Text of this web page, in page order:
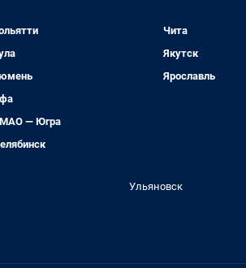
— Югра
Чита
Якутск
Ярославль
Ульяновск